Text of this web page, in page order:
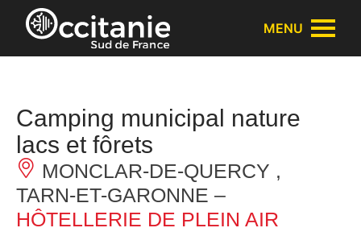
Panneau de gestion des cookies
MENU
Camping municipal nature
lacs et fôrets
MONCLAR-DE-QUERCY ,
TARN-ET-GARONNE –
HÔTELLERIE DE PLEIN AIR